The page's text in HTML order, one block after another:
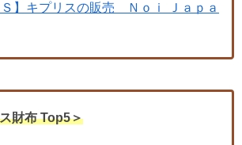
Ｓ】キプリスの販売 Ｎｏｉ Ｊａｐａ
財布 Top5＞